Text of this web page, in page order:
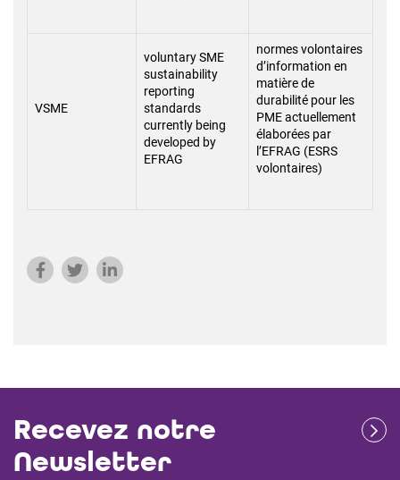
VSME
voluntary SME
sustainability
reporting
standards
currently being
developed by
EFRAG
normes volontaires
d’information en
matière de
durabilité pour les
PME actuellement
élaborées par
l’EFRAG (ESRS
volontaires)
Recevez notre
Newsletter